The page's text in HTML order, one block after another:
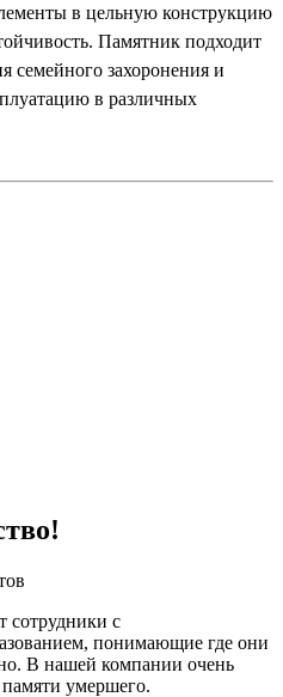
в цельную конструкцию
Памятник подходит
семейного захоронения и
в различных
сотрудники с
понимающие где они
В нашей компании очень
умершего.